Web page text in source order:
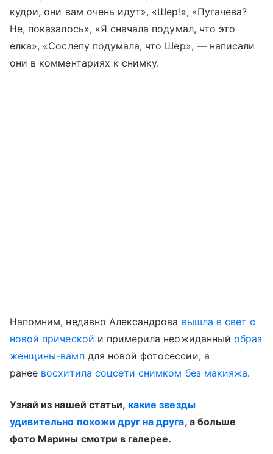
кудри, они вам очень идут», «Шер!», «Пугачева?
Не, показалось», «Я сначала подумал, что это
елка», «Сослепу подумала, что Шер», — написали
они в комментариях к снимку.
Напомним, недавно Александрова вышла в свет с
новой прической и примерила неожиданный образ
женщины-вамп для новой фотосессии, а
ранее восхитила соцсети снимком без макияжа.
Узнай из нашей статьи, какие звезды
удивительно похожи друг на друга, а больше
фото Марины смотри в галерее.